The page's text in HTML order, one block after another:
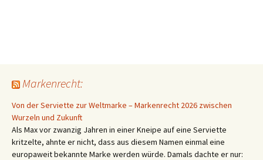
Markenrecht:
Von der Serviette zur Weltmarke – Markenrecht 2026 zwischen
Wurzeln und Zukunft
Als Max vor zwanzig Jahren in einer Kneipe auf eine Serviette
kritzelte, ahnte er nicht, dass aus diesem Namen einmal eine
europaweit bekannte Marke werden würde. Damals dachte er nur: